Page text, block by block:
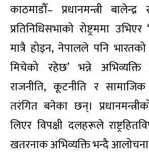
काठमाडौँ– प्रधानमन्त्री
प्रतिनिधिसभाको रोष्ट्रममा
मात्रै होइन, नेपालले पनि
मिचेको रहेछ’ भन्ने
राजनीति, कूटनीति र
तरंगित बनेका छन्।
लिएर विपक्षी दलहरूले
खतरनाक अभिव्यक्ति भन्दै